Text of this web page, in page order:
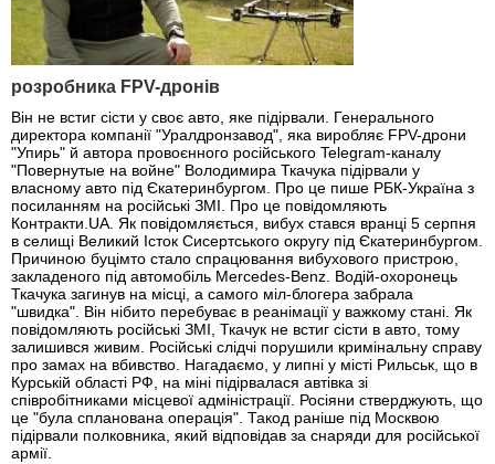
розробника FPV-дронів
Він не встиг сісти у своє авто, яке підірвали. Генерального
директора компанії "Уралдронзавод", яка виробляє FPV-дрони
"Упирь" й автора провоєнного російського Telegram-каналу
"Повернутые на войне" Володимира Ткачука підірвали у
власному авто під Єкатеринбургом. Про це пише РБК-Україна з
посиланням на російські ЗМІ. Про це повідомляють
Контракти.UA. Як повідомляється, вибух стався вранці 5 серпня
в селищі Великий Істок Сисертського округу під Єкатеринбургом.
Причиною буцімто стало спрацювання вибухового пристрою,
закладеного під автомобіль Mercedes-Benz. Водій-охоронець
Ткачука загинув на місці, а самого міл-блогера забрала
"швидка". Він нібито перебуває в реанімації у важкому стані. Як
повідомляють російські ЗМІ, Ткачук не встиг сісти в авто, тому
залишився живим. Російські слідчі порушили кримінальну справу
про замах на вбивство. Нагадаємо, у липні у місті Рильськ, що в
Курській області РФ, на міні підірвалася автівка зі
співробітниками місцевої адміністрації. Росіяни стверджують, що
це "була спланована операція". Такод раніше під Москвою
підірвали полковника, який відповідав за снаряди для російської
армії.